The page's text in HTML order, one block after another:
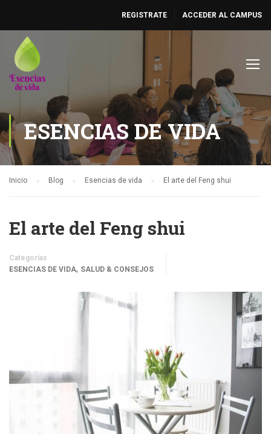
REGISTRATE ACCEDER AL CAMPUS
ESENCIAS DE VIDA
Inicio Blog Esencias de vida El arte del Feng shui
El arte del Feng shui
Categorías
ESENCIAS DE VIDA, SALUD & CONSEJOS